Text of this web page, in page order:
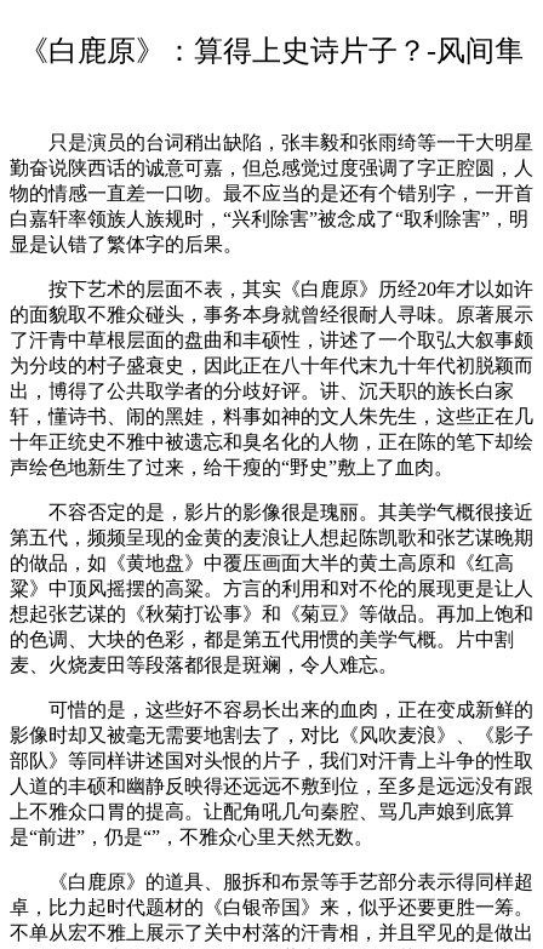
《白鹿原》：算得上史诗片子？-风间隼
只是演员的台词稍出缺陷，张丰毅和张雨绮等一干大明星
勤奋说陕西话的诚意可嘉，但总感觉过度强调了字正腔圆，人
物的情感一直差一口吻。最不应当的是还有个错别字，一开首
白嘉轩率领族人族规时，“兴利除害”被念成了“取利除害”，明
显是认错了繁体字的后果。
按下艺术的层面不表，其实《白鹿原》历经20年才以如许
的面貌取不雅众碰头，事务本身就曾经很耐人寻味。原著展示
了汗青中草根层面的盘曲和丰硕性，讲述了一个取弘大叙事颇
为分歧的村子盛衰史，因此正在八十年代末九十年代初脱颖而
出，博得了公共取学者的分歧好评。讲、沉天职的族长白家
轩，懂诗书、闹的黑娃，料事如神的文人朱先生，这些正在几
十年正统史不雅中被遗忘和臭名化的人物，正在陈的笔下却绘
声绘色地新生了过来，给干瘦的“野史”敷上了血肉。
不容否定的是，影片的影像很是瑰丽。其美学气概很接近
第五代，频频呈现的金黄的麦浪让人想起陈凯歌和张艺谋晚期
的做品，如《黄地盘》中覆压画面大半的黄土高原和《红高
粱》中顶风摇摆的高粱。方言的利用和对不伦的展现更是让人
想起张艺谋的《秋菊打讼事》和《菊豆》等做品。再加上饱和
的色调、大块的色彩，都是第五代用惯的美学气概。片中割
麦、火烧麦田等段落都很是斑斓，令人难忘。
可惜的是，这些好不容易长出来的血肉，正在变成新鲜的
影像时却又被毫无需要地割去了，对比《风吹麦浪》、《影子
部队》等同样讲述国对头恨的片子，我们对汗青上斗争的性取
人道的丰硕和幽静反映得还远远不敷到位，至多是远远没有跟
上不雅众口胃的提高。让配角吼几句秦腔、骂几声娘到底算
是“前进”，仍是“”，不雅众心里天然无数。
《白鹿原》的道具、服拆和布景等手艺部分表示得同样超
卓，比力起时代题材的《白银帝国》来，似乎还要更胜一筹。
不单从宏不雅上展示了关中村落的汗青相，并且罕见的是做出